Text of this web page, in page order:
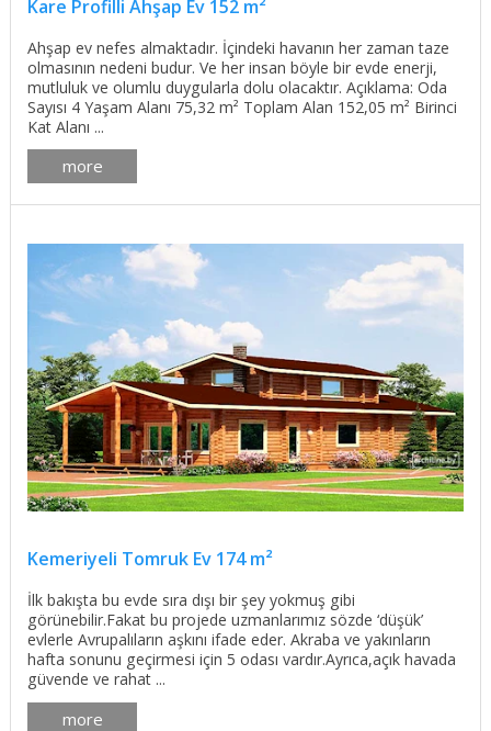
Kare Profilli Ahşap Ev 152 m²
Ahşap ev nefes almaktadır. İçindeki havanın her zaman taze
olmasının nedeni budur. Ve her insan böyle bir evde enerji,
mutluluk ve olumlu duygularla dolu olacaktır. Açıklama: Oda
Sayısı 4 Yaşam Alanı 75,32 m² Toplam Alan 152,05 m² Birinci
Kat Alanı ...
more
Kemeriyeli Tomruk Ev 174 m²
İlk bakışta bu evde sıra dışı bir şey yokmuş gibi
görünebilir.Fakat bu projede uzmanlarımız sözde ‘düşük’
evlerle Avrupalıların aşkını ifade eder. Akraba ve yakınların
hafta sonunu geçirmesi için 5 odası vardır.Ayrıca,açık havada
güvende ve rahat ...
more